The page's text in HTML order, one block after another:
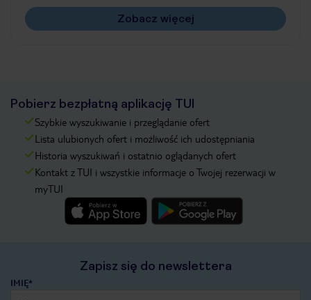
Zobacz więcej
Pobierz bezpłatną aplikację TUI
Szybkie wyszukiwanie i przeglądanie ofert
Lista ulubionych ofert i możliwość ich udostępniania
Historia wyszukiwań i ostatnio oglądanych ofert
Kontakt z TUI i wszystkie informacje o Twojej rezerwacji w
myTUI
Zapisz się do newslettera
IMIĘ*